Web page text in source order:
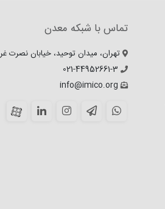
تماس با شبکه معدن
تهران، میدان توحید، خیابان نصرت غربی،
021-44952661-3
info@imico.org